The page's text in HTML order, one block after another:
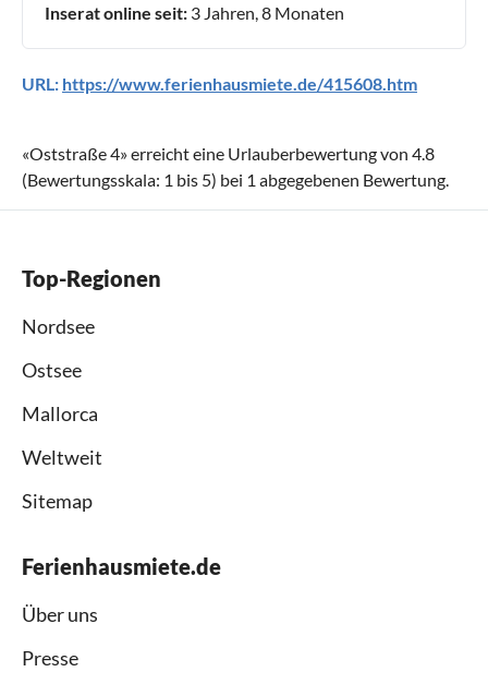
Inserat online seit: 3 Jahren, 8 Monaten
URL: https://www.ferienhausmiete.de/415608.htm
«Oststraße 4» erreicht eine Urlauberbewertung von 4.8
(Bewertungsskala: 1 bis 5) bei 1 abgegebenen Bewertung.
Top-Regionen
Nordsee
Ostsee
Mallorca
Weltweit
Sitemap
Ferienhausmiete.de
Über uns
Presse